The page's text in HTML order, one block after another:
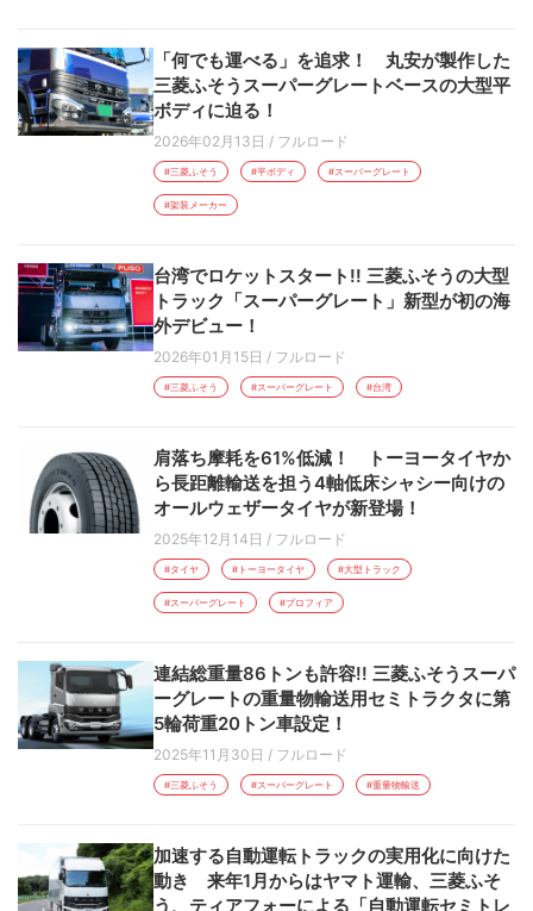
「何でも運べる」を追求！ 丸安が製作した
三菱ふそうスーパーグレートベースの大型平
ボディに迫る！
2026年02月13日 / フルロード
#三菱ふそう #平ボディ #スーパーグレート
#架装メーカー
台湾でロケットスタート!! 三菱ふそうの大型
トラック「スーパーグレート」新型が初の海
外デビュー！
2026年01月15日 / フルロード
#三菱ふそう #スーパーグレート #台湾
肩落ち摩耗を61%低減！ トーヨータイヤか
ら長距離輸送を担う4軸低床シャシー向けの
オールウェザータイヤが新登場！
2025年12月14日 / フルロード
#タイヤ #トーヨータイヤ #大型トラック
#スーパーグレート #プロフィア
連結総重量86トンも許容!! 三菱ふそうスーパ
ーグレートの重量物輸送用セミトラクタに第
5輪荷重20トン車設定！
2025年11月30日 / フルロード
#三菱ふそう #スーパーグレート #重量物輸送
加速する自動運転トラックの実用化に向けた
動き 来年1月からはヤマト運輸、三菱ふそ
う、ティアフォーによる「自動運転セミトレ